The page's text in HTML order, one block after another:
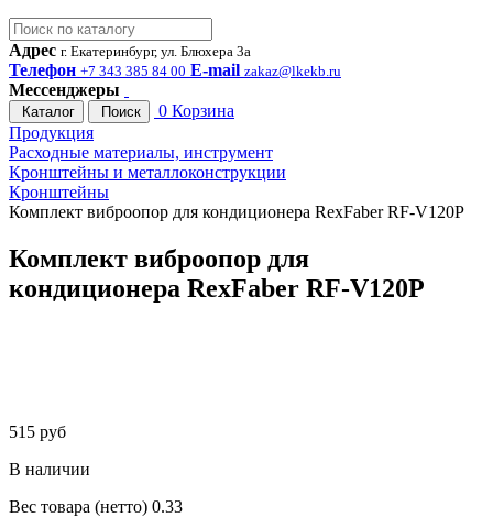
Адрес г. Екатеринбург, ул. Блюхера 3а
Телефон +7 343 385 84 00 E-mail zakaz@lkekb.ru
Мессенджеры
Каталог Поиск 0 Корзина
Продукция
Расходные материалы, инструмент
Кронштейны и металлоконструкции
Кронштейны
Комплект виброопор для кондиционера RexFaber RF-V120P
Комплект виброопор для
кондиционера RexFaber RF-V120P
515 руб
В наличии
Вес товара (нетто) 0.33